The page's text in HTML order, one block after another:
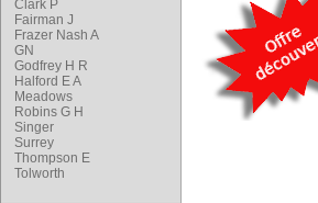
Clark P
Fairman J
Frazer Nash A
GN
Godfrey H R
Halford E A
Meadows
Robins G H
Singer
Surrey
Thompson E
Tolworth